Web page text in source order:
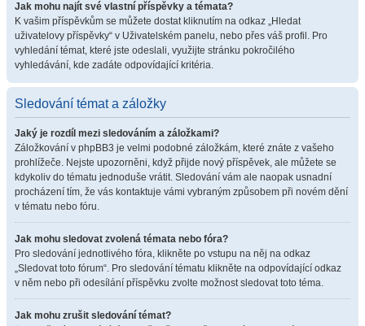
Jak mohu najít své vlastní příspěvky a témata?
K vašim příspěvkům se můžete dostat kliknutím na odkaz „Hledat
uživatelovy příspěvky“ v Uživatelském panelu, nebo přes váš profil. Pro
vyhledání témat, které jste odeslali, využijte stránku pokročilého
vyhledávání, kde zadáte odpovídající kritéria.
Sledování témat a záložky
Jaký je rozdíl mezi sledováním a záložkami?
Záložkování v phpBB3 je velmi podobné záložkám, které znáte z vašeho
prohlížeče. Nejste upozorněni, když přijde nový příspěvek, ale můžete se
kdykoliv do tématu jednoduše vrátit. Sledování vám ale naopak usnadní
procházení tím, že vás kontaktuje vámi vybraným způsobem při novém dění
v tématu nebo fóru.
Jak mohu sledovat zvolená témata nebo fóra?
Pro sledování jednotlivého fóra, klikněte po vstupu na něj na odkaz
„Sledovat toto fórum“. Pro sledování tématu klikněte na odpovídající odkaz
v něm nebo při odesílání příspěvku zvolte možnost sledovat toto téma.
Jak mohu zrušit sledování témat?